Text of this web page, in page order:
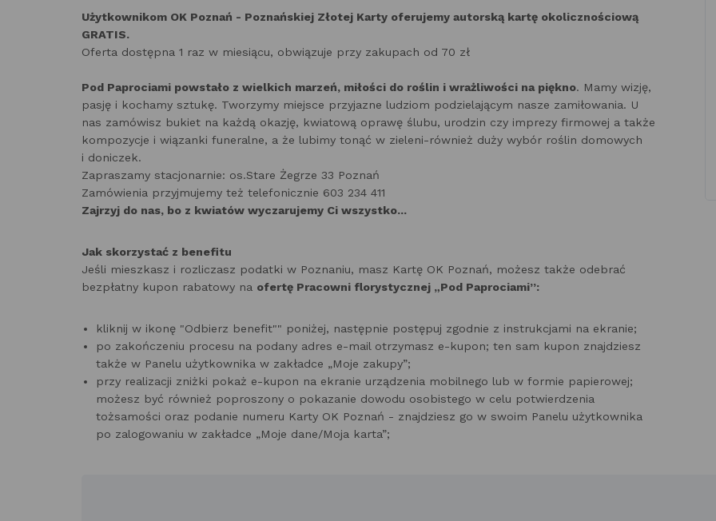
Użytkownikom OK Poznań - Poznańskiej Złotej Karty oferujemy autorską kartę okolicznościową
GRATIS.
Oferta dostępna 1 raz w miesiącu, obwiązuje przy zakupach od 70 zł
Pod Paprociami powstało z wielkich marzeń, miłości do roślin i wrażliwości na piękno. Mamy wizję,
pasję i kochamy sztukę. Tworzymy miejsce przyjazne ludziom podzielającym nasze zamiłowania. U
nas zamówisz bukiet na każdą okazję, kwiatową oprawę ślubu, urodzin czy imprezy firmowej a także
kompozycje i wiązanki funeralne, a że lubimy tonąć w zieleni-również duży wybór roślin domowych
i doniczek.
Zapraszamy stacjonarnie: os.Stare Żegrze 33 Poznań
Zamówienia przyjmujemy też telefonicznie 603 234 411
Zajrzyj do nas, bo z kwiatów wyczarujemy Ci wszystko...
Jak skorzystać z benefitu
Jeśli mieszkasz i rozliczasz podatki w Poznaniu, masz Kartę OK Poznań, możesz także odebrać
bezpłatny kupon rabatowy na ofertę Pracowni florystycznej „Pod Paprociami”:
kliknij w ikonę "Odbierz benefit"" poniżej, następnie postępuj zgodnie z instrukcjami na ekranie;
po zakończeniu procesu na podany adres e-mail otrzymasz e-kupon; ten sam kupon znajdziesz
także w Panelu użytkownika w zakładce „Moje zakupy”;
przy realizacji zniżki pokaż e-kupon na ekranie urządzenia mobilnego lub w formie papierowej;
możesz być również poproszony o pokazanie dowodu osobistego w celu potwierdzenia
tożsamości oraz podanie numeru Karty OK Poznań - znajdziesz go w swoim Panelu użytkownika
po zalogowaniu w zakładce „Moje dane/Moja karta”;